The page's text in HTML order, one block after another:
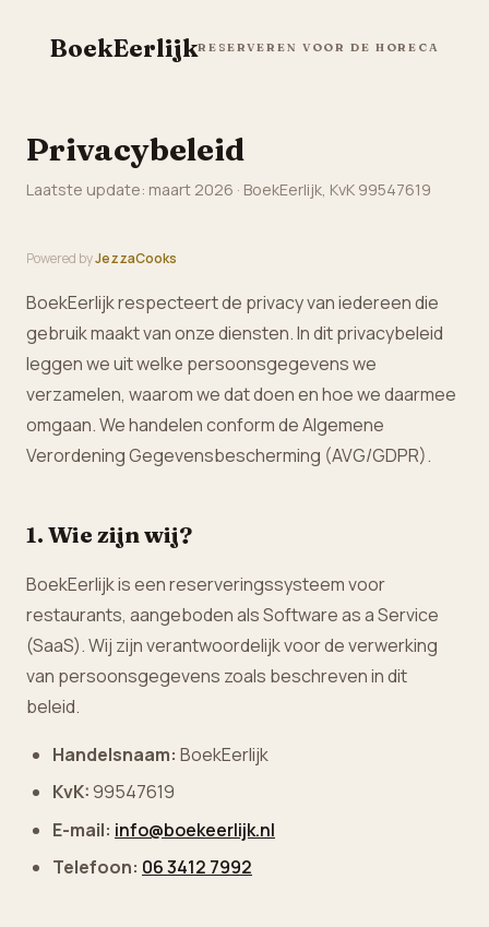
BoekEerlijkRESERVEREN VOOR DE HORECA
Privacybeleid
Laatste update: maart 2026 · BoekEerlijk, KvK 99547619
Powered byJezzaCooks
BoekEerlijk respecteert de privacy van iedereen die
gebruik maakt van onze diensten. In dit privacybeleid
leggen we uit welke persoonsgegevens we
verzamelen, waarom we dat doen en hoe we daarmee
omgaan. We handelen conform de Algemene
Verordening Gegevensbescherming (AVG/GDPR).
1. Wie zijn wij?
BoekEerlijk is een reserveringssysteem voor
restaurants, aangeboden als Software as a Service
(SaaS). Wij zijn verantwoordelijk voor de verwerking
van persoonsgegevens zoals beschreven in dit
beleid.
Handelsnaam: BoekEerlijk
KvK:99547619
E-mail: info@boekeerlijk.nl
Telefoon: 06 3412 7992